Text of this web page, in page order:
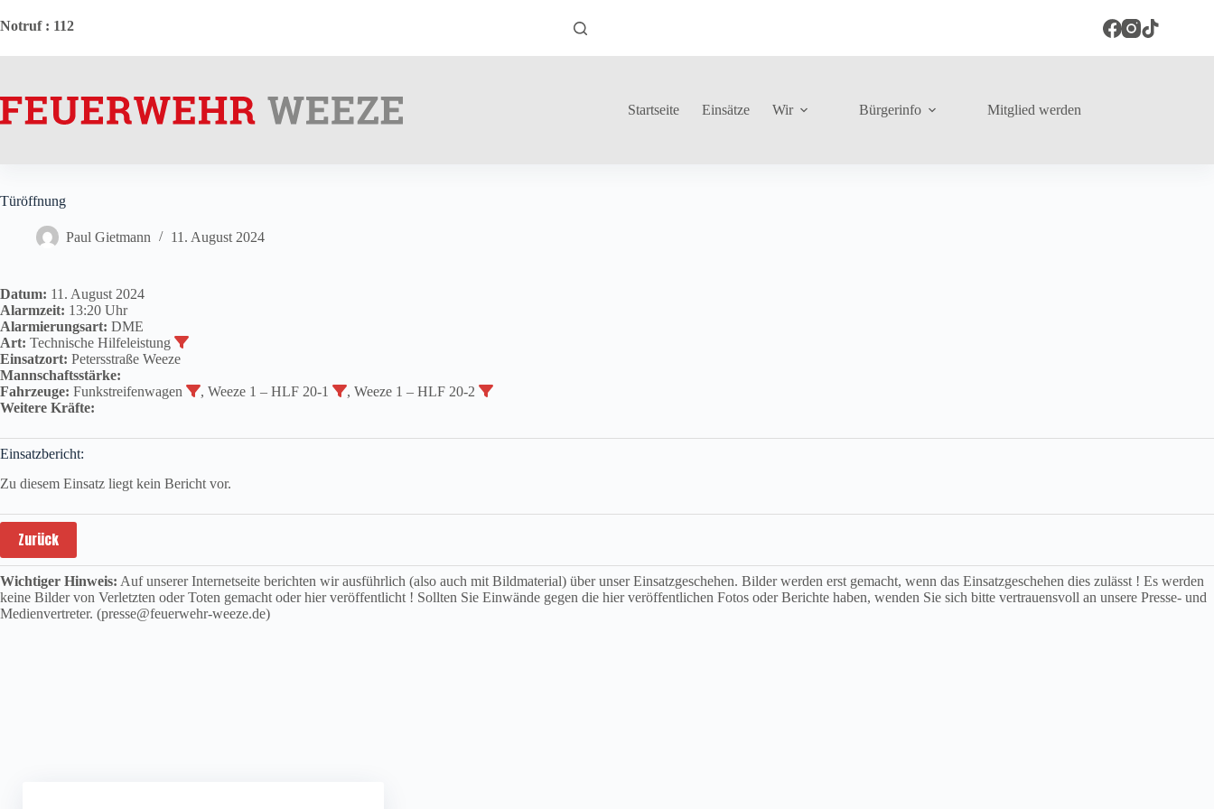
Inhalt
Notruf: 112
Startseite Einsätze Wir Bürgerinfo Mitglied werden
Türöffnung
Paul Gietmann 11. August 2024
Datum: 11. August 2024
Alarmzeit: 13:20 Uhr
Alarmierungsart: DME
Art: Technische Hilfeleistung
Einsatzort: Petersstraße Weeze
Mannschaftsstärke:
Fahrzeuge: Funkstreifenwagen , Weeze 1 – HLF 20-1
, Weeze 1 – HLF 20-2
Weitere Kräfte:
Einsatzbericht:
Zu diesem Einsatz liegt kein Bericht vor.
Zurück
Wichtiger Hinweis: Auf unserer Internetseite berichten wir ausführlich (also auch mit Bildmaterial) über unser Einsatzgeschehen. Bilder werden erst gemacht, wenn das Einsatzgeschehen dies zulässt ! Es werden
keine Bilder von Verletzten oder Toten gemacht oder hier veröffentlicht ! Sollten Sie Einwände gegen die hier veröffentlichen Fotos oder Berichte haben, wenden Sie sich bitte vertrauensvoll an unsere Presse- und
Medienvertreter. (presse@feuerwehr-weeze.de)